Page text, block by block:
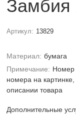
Замбия
Артикул: 13829
Материал: бумага
Примечание: Номер
номера на
описании товара
Дополнительные